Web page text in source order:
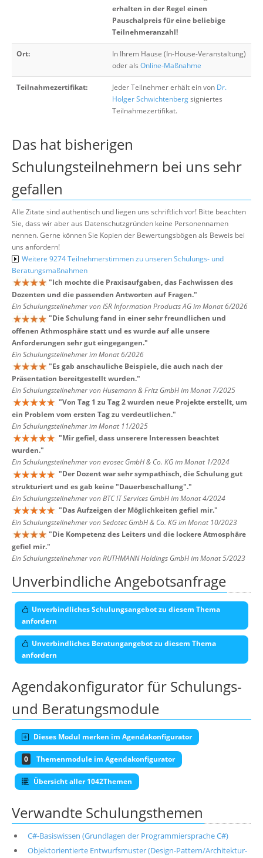
erhalten in der Regel einen
Pauschalpreis für eine beliebige
Teilnehmeranzahl!
Ort:
In Ihrem Hause (In-House-Veranstaltung)
oder als Online-Maßnahme
Teilnahmezertifikat: Jeder Teilnehmer erhält ein von Dr.
Holger Schwichtenbergsigniertes
Teilnahmezertifikat.
Das hat bisherigen
Schulungsteilnehmern bei uns sehr
gefallen
Alle Zitate sind authentisch und liegen uns schriftlich vor! Bitte beachten
Sie, dass wir aber aus Datenschutzgründen keine Personennamen
nennen. Gerne können Sie Kopien der Bewertungsbögen als Beweis bei
uns anfordern!
Weitere 9274 Teilnehmerstimmen zu unseren Schulungs- und
Beratungsmaßnahmen
"Ich mochte die Praxisaufgaben, das Fachwissen des
Dozenten und die passenden Antworten auf Fragen."
Ein Schulungsteilnehmer von ISR Information Products AG im Monat 6/2026
"Die Schulung fand in einer sehr freundlichen und
offenen Athmosphäre statt und es wurde auf alle unsere
Anforderungen sehr gut eingegangen."
Ein Schulungsteilnehmer im Monat 6/2026
"Es gab anschauliche Beispiele, die auch nach der
Präsentation bereitgestellt wurden."
Ein Schulungsteilnehmer von Husemann & Fritz GmbH im Monat 7/2025
"Von Tag 1 zu Tag 2 wurden neue Projekte erstellt, um
ein Problem vom ersten Tag zu verdeutlichen."
Ein Schulungsteilnehmer im Monat 11/2025
"Mir gefiel, dass unserere Interessen beachtet
wurden."
Ein Schulungsteilnehmer von evosec GmbH & Co. KG im Monat 1/2024
"Der Dozent war sehr sympathisch, die Schulung gut
strukturiert und es gab keine "Dauerbeschallung"."
Ein Schulungsteilnehmer von BTC IT Services GmbH im Monat 4/2024
"Das Aufzeigen der Möglichkeiten gefiel mir."
Ein Schulungsteilnehmer von Sedotec GmbH & Co. KG im Monat 10/2023
"Die Kompetenz des Leiters und die lockere Atmosphäre
gefiel mir."
Ein Schulungsteilnehmer von RUTHMANN Holdings GmbH im Monat 5/2023
Unverbindliche Angebotsanfrage
Unverbindliches Schulungsangebot zu diesem Thema
anfordern
Unverbindliches Beratungangebot zu diesem Thema
anfordern
Agendakonfigurator für Schulungs-
und Beratungsmodule
Dieses Modul merken im Agendakonfigurator
0 Themenmodule im Agendakonfigurator
Übersicht aller 1042Themen
Verwandte Schulungsthemen
C#-Basiswissen (Grundlagen der Programmiersprache C#)
Objektorientierte Entwurfsmuster (Design-Pattern/Architektur-